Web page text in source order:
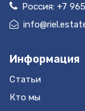
Россия: +7
Информация
Статьи
Кто мы